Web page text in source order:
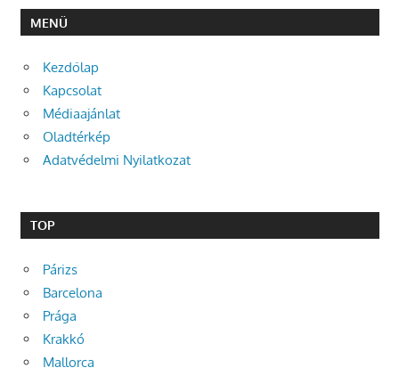
MENÜ
Kezdőlap
Kapcsolat
Médiaajánlat
Oladtérkép
Adatvédelmi Nyilatkozat
TOP
Párizs
Barcelona
Prága
Krakkó
Mallorca